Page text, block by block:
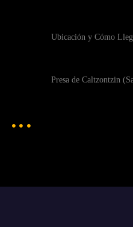
Ubicación y Cómo
Presa de Caltzontzin